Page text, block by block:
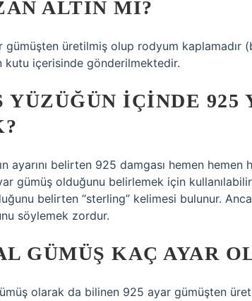
ALTIN MI?
üretilmiş olup rodyum kaplamadır
kutu içerisinde gönderilmektedir.
YÜZÜĞÜN IÇINDE 925
ayarını belirten 925 damgası hemen
gümüş olduğunu belirlemek için
belirten “sterling” kelimesi bulunur.
söylemek zordur.
GÜMÜŞ KAÇ AYAR
olarak da bilinen 925 ayar gümüşten